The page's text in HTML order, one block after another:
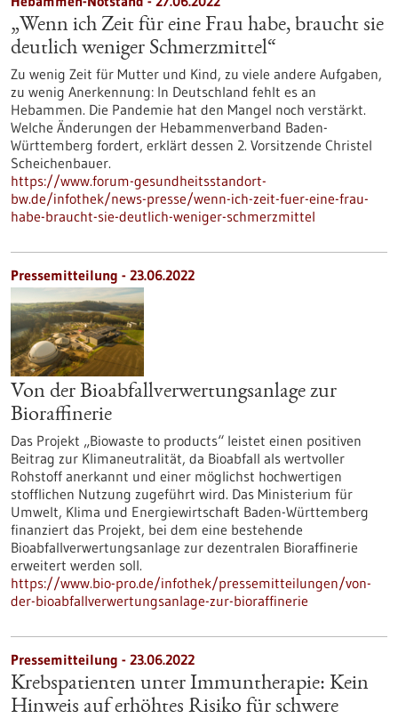
„Wenn ich Zeit für eine Frau habe, braucht sie
deutlich weniger Schmerzmittel“
Zu wenig Zeit für Mutter und Kind, zu viele andere Aufgaben,
zu wenig Anerkennung: In Deutschland fehlt es an
Hebammen. Die Pandemie hat den Mangel noch verstärkt.
Welche Änderungen der Hebammenverband Baden-
Württemberg fordert, erklärt dessen 2. Vorsitzende Christel
Scheichenbauer.
https://www.forum-gesundheitsstandort-
bw.de/infothek/news-presse/wenn-ich-zeit-fuer-eine-frau-
habe-braucht-sie-deutlich-weniger-schmerzmittel
Pressemitteilung - 23.06.2022
Von der Bioabfallverwertungsanlage zur
Bioraffinerie
Das Projekt „Biowaste to products“ leistet einen positiven
Beitrag zur Klimaneutralität, da Bioabfall als wertvoller
Rohstoff anerkannt und einer möglichst hochwertigen
stofflichen Nutzung zugeführt wird. Das Ministerium für
Umwelt, Klima und Energiewirtschaft Baden-Württemberg
finanziert das Projekt, bei dem eine bestehende
Bioabfallverwertungsanlage zur dezentralen Bioraffinerie
erweitert werden soll.
https://www.bio-pro.de/infothek/pressemitteilungen/von-
der-bioabfallverwertungsanlage-zur-bioraffinerie
Pressemitteilung - 23.06.2022
Krebspatienten unter Immuntherapie: Kein
Hinweis auf erhöhtes Risiko für schwere